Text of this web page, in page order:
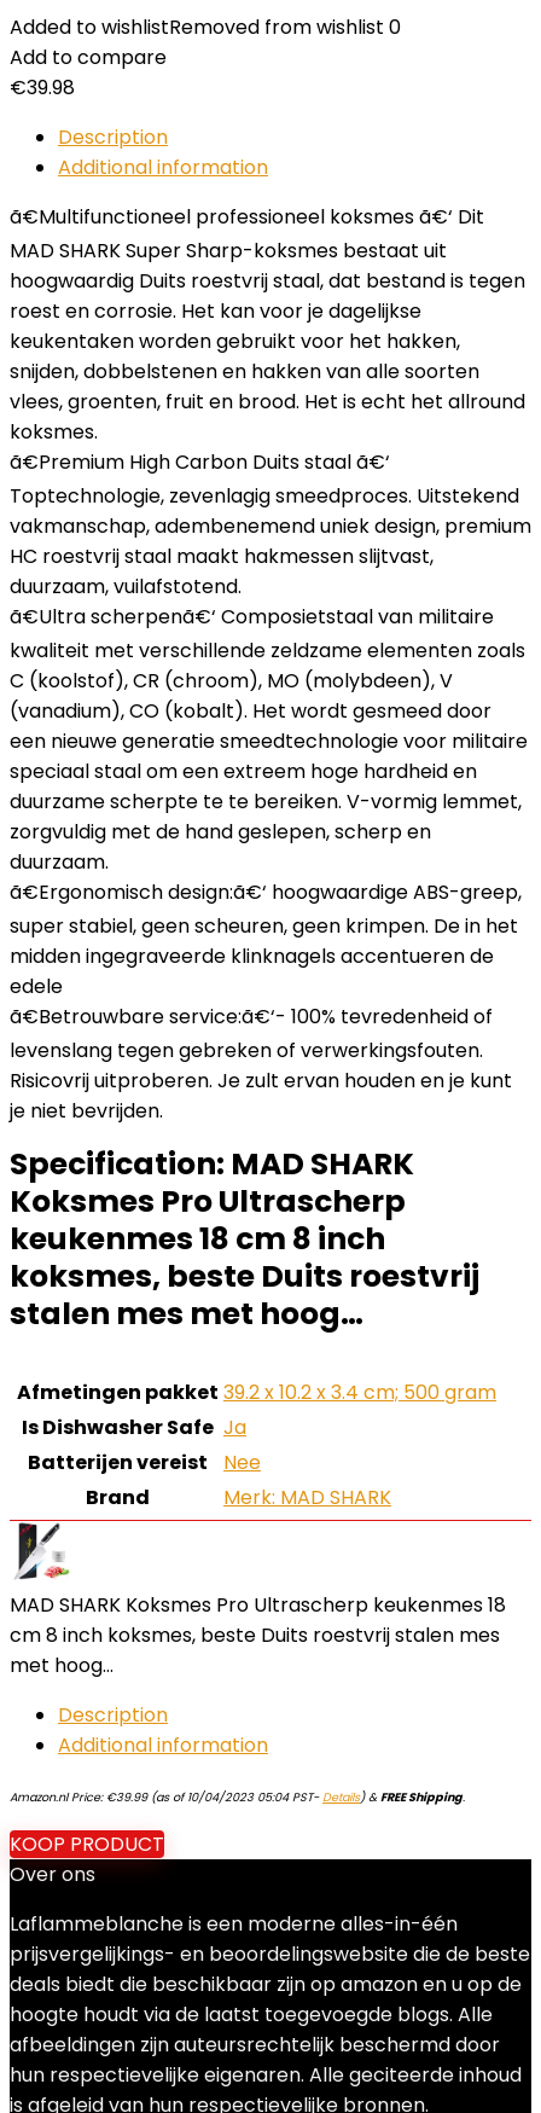
Added to wishlistRemoved from wishlist 0
Add to compare
€39.98
Description
Additional information
ã€Multifunctioneel professioneel koksmes ã€‘ Dit
MAD SHARK Super Sharp-koksmes bestaat uit
hoogwaardig Duits roestvrij staal, dat bestand is tegen
roest en corrosie. Het kan voor je dagelijkse
keukentaken worden gebruikt voor het hakken,
snijden, dobbelstenen en hakken van alle soorten
vlees, groenten, fruit en brood. Het is echt het allround
koksmes.
ã€Premium High Carbon Duits staal ã€‘
Toptechnologie, zevenlagig smeedproces. Uitstekend
vakmanschap, adembenemend uniek design, premium
HC roestvrij staal maakt hakmessen slijtvast,
duurzaam, vuilafstotend.
ã€Ultra scherpenã€‘ Composietstaal van militaire
kwaliteit met verschillende zeldzame elementen zoals
C (koolstof), CR (chroom), MO (molybdeen), V
(vanadium), CO (kobalt). Het wordt gesmeed door
een nieuwe generatie smeedtechnologie voor militaire
speciaal staal om een extreem hoge hardheid en
duurzame scherpte te te bereiken. V-vormig lemmet,
zorgvuldig met de hand geslepen, scherp en
duurzaam.
ã€Ergonomisch design:ã€‘ hoogwaardige ABS-greep,
super stabiel, geen scheuren, geen krimpen. De in het
midden ingegraveerde klinknagels accentueren de
edele
ã€Betrouwbare service:ã€‘- 100% tevredenheid of
levenslang tegen gebreken of verwerkingsfouten.
Risicovrij uitproberen. Je zult ervan houden en je kunt
je niet bevrijden.
Specification: MAD SHARK
Koksmes Pro Ultrascherp
keukenmes 18 cm 8 inch
koksmes, beste Duits roestvrij
stalen mes met hoog…
Afmetingen pakket ‎39.2 x 10.2 x 3.4 cm; 500 gram
Is Dishwasher Safe ‎Ja
Batterijen vereist
‎Nee
Brand
Merk: MAD SHARK
MAD SHARK Koksmes Pro Ultrascherp keukenmes 18
cm 8 inch koksmes, beste Duits roestvrij stalen mes
met hoog…
Description
Additional information
Amazon.nl Price: €39.99(as of 10/04/2023 05:04 PST-Details)&FREE Shipping.
KOOP PRODUCT
Over ons
Laflammeblanche is een moderne alles-in-één
prijsvergelijkings- en beoordelingswebsite die de beste
deals biedt die beschikbaar zijn op amazon en u op de
hoogte houdt via de laatst toegevoegde blogs. Alle
afbeeldingen zijn auteursrechtelijk beschermd door
hun respectievelijke eigenaren. Alle geciteerde inhoud
is afgeleid van hun respectievelijke bronnen.